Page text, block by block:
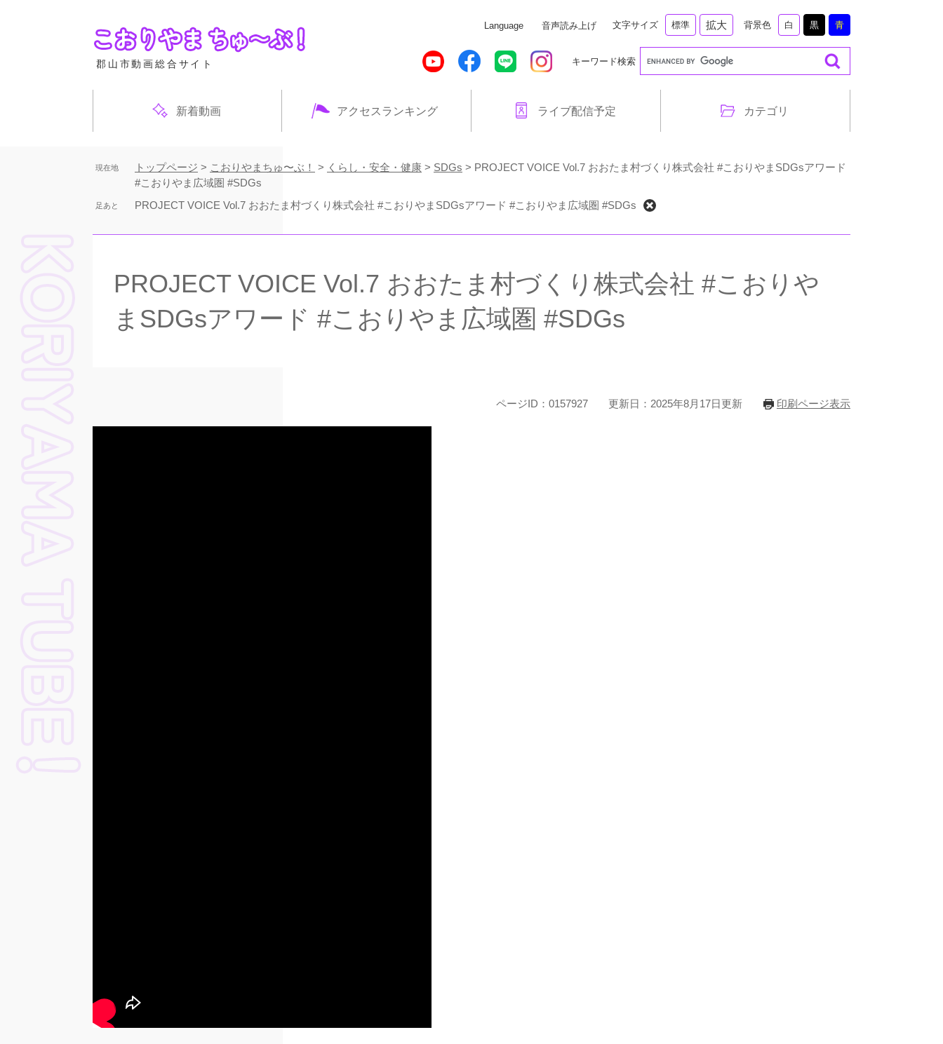
郡山市動画総合サイト
Language 音声読み上げ 文字サイズ 標準 拡大 背景色 白 黒 青
キーワード検索
新着動画 アクセスランキング ライブ配信予定 カテゴリ
現在地 トップページ > こおりやまちゅ〜ぶ！ > くらし・安全・健康 > SDGs > PROJECT VOICE Vol.7 おおたま村づくり株式会社 #こおりやまSDGsアワード
#こおりやま広域圏 #SDGs
足あと PROJECT VOICE Vol.7 おおたま村づくり株式会社 #こおりやまSDGsアワード #こおりやま広域圏 #SDGs
PROJECT VOICE Vol.7 おおたま村づくり株式会社 #こおりや
まSDGsアワード #こおりやま広域圏 #SDGs
ページID：0157927 更新日：2025年8月17日更新 印刷ページ表示